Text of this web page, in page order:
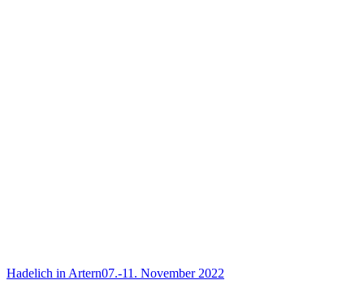
Hadelich in Artern07.-11. November 2022